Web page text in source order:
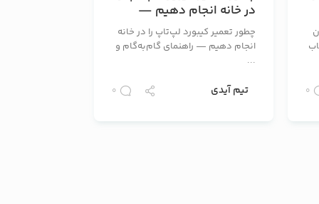
0
در خانه انجام دهیم —
راهنمای گام‌به‌گام و ایمن
چطور تعمیر کیبورد لپ‌تاپ را در خانه
انجام دهیم — راهنمای گام‌به‌گام و
...
تیم آیدی 0